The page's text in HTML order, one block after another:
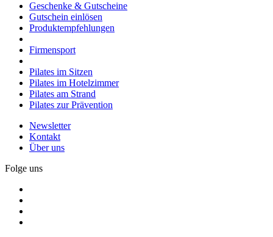
Geschenke & Gutscheine
Gutschein einlösen
Produktempfehlungen
Firmensport
Pilates im Sitzen
Pilates im Hotelzimmer
Pilates am Strand
Pilates zur Prävention
Newsletter
Kontakt
Über uns
Folge uns